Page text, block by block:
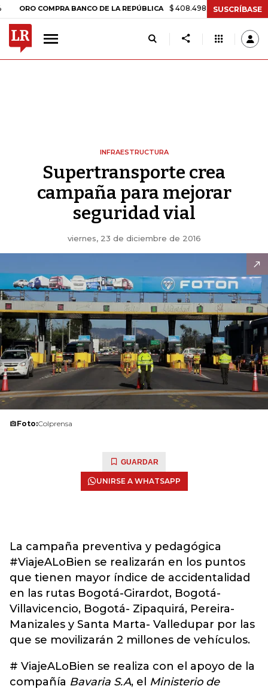
COMPRA BANCO DE LA REPÚBLICA $ 408.498,97 +$ 8.753,81
SUSCRÍBASE
INFRAESTRUCTURA
Supertransporte crea
campaña para mejorar
seguridad vial
viernes, 23 de diciembre de 2016
Foto:Colprensa
GUARDAR
UNIRSE A WHATSAPP
La campaña preventiva y pedagógica
#ViajeALoBien se realizarán en los puntos
que tienen mayor índice de accidentalidad
en las rutas Bogotá-Girardot, Bogotá-
Villavicencio, Bogotá- Zipaquirá, Pereira-
Manizales y Santa Marta- Valledupar por las
que se movilizarán 2 millones de vehículos.
# ViajeALoBien se realiza con el apoyo de la
compañía Bavaria S.A, el Ministerio de